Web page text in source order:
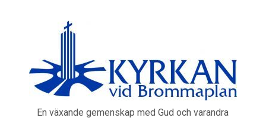
En växande gemenskap med Gud och varandra